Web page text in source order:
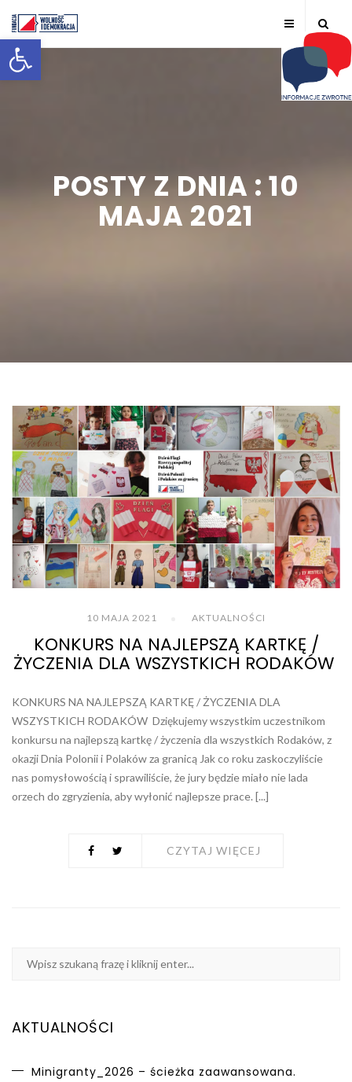
Otwórz pasek narzędzi
POSTY Z DNIA : 10
MAJA 2021
10 MAJA 2021 AKTUALNOŚCI
KONKURS NA NAJLEPSZĄ KARTKĘ /
ŻYCZENIA DLA WSZYSTKICH RODAKÓW
KONKURS NA NAJLEPSZĄ KARTKĘ / ŻYCZENIA DLA
WSZYSTKICH RODAKÓW Dziękujemy wszystkim uczestnikom
konkursu na najlepszą kartkę / życzenia dla wszystkich Rodaków, z
okazji Dnia Polonii i Polaków za granicą Jak co roku zaskoczyliście
nas pomysłowością i sprawiliście, że jury będzie miało nie lada
orzech do zgryzienia, aby wyłonić najlepsze prace. [...]
CZYTAJ WIĘCEJ
AKTUALNOŚCI
Minigranty_2026 – ścieżka zaawansowana.